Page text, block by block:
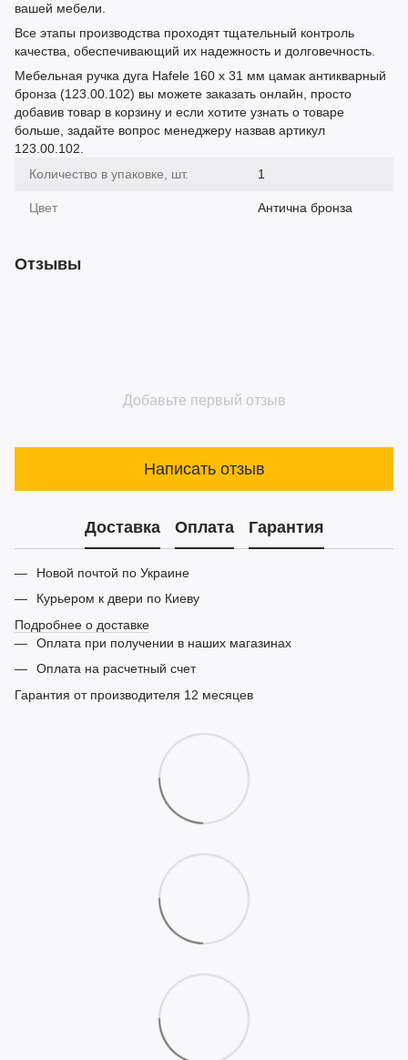
вашей мебели.
Все этапы производства проходят тщательный контроль
качества, обеспечивающий их надежность и долговечность.
Мебельная ручка дуга Hafele 160 х 31 мм цамак антикварный
бронза (123.00.102) вы можете заказать онлайн, просто
добавив товар в корзину и если хотите узнать о товаре
больше, задайте вопрос менеджеру назвав артикул
123.00.102.
Количество в упаковке, шт.
1
Цвет Антична бронза
Отзывы
Добавьте первый отзыв
Написать отзыв
Доставка Оплата Гарантия
Новой почтой по Украине
Курьером к двери по Киеву
Подробнее о доставке
Оплата при получении в наших магазинах
Оплата на расчетный счет
Гарантия от производителя 12 месяцев